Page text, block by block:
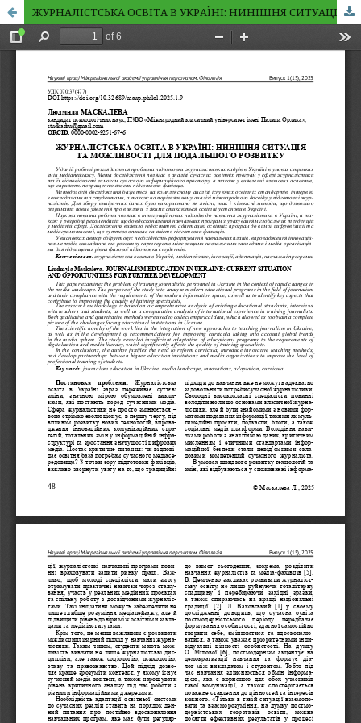
ЖУРНАЛІСТСЬКА ОСВІТА В УКРАЇНІ: НИНІШНЯ СИТУАЦІЯ ТА МОЖЛИВОСТІ ДЛЯ ПОДАЛЬШОГО РОЗВИТКУ